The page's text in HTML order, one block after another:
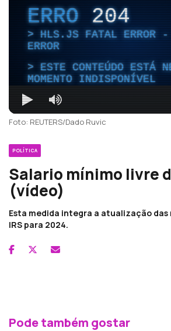
ERRO204
HLS.JS FATAL ERROR -
ERROR
ESTE CONTEÚDO ESTÁ
MOMENTO INDISPONÍVEL
Foto: REUTERS/Dado Ruvic
POLÍTICA
Salario mínimo livre
(vídeo)
Esta medida integra a atualização das
IRS para 2024.
Pode também gostar